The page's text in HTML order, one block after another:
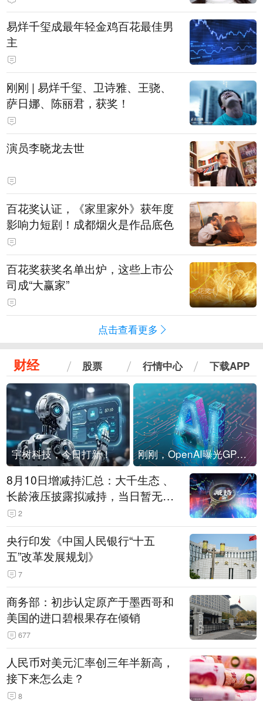
易烊千玺成最年轻金鸡百花最佳男
主
刚刚 | 易烊千玺、卫诗雅、王骁、
萨日娜、陈丽君，获奖！
演员李晓龙去世
百花奖认证，《家里家外》获年度
影响力短剧！成都烟火是作品底色
百花奖获奖名单出炉，这些上市公
司成“大赢家”
点击查看更多
财经 股票 行情中心 下载APP
宇树科技，今日打新！ 刚刚，OpenAI曝光GPT-6！传10万亿参数，8月强行发布
8月10日增减持汇总：大千生态 、
长龄液压披露拟减持，当日暂无A
股增持（表）
2
央行印发《中国人民银行“十五
五”改革发展规划》
7
商务部：初步认定原产于墨西哥和
美国的进口碧根果存在倾销
677
人民币对美元汇率创三年半新高，
接下来怎么走？
8